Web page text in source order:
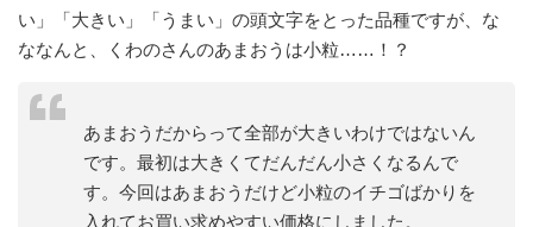
い」「大きい」「うまい」の頭文字をとった品種ですが、な
ななんと、くわのさんのあまおうは小粒……！？
あまおうだからって全部が大きいわけではないん
です。最初は大きくてだんだん小さくなるんで
す。今回はあまおうだけど小粒のイチゴばかりを
入れてお買い求めやすい価格にしました。